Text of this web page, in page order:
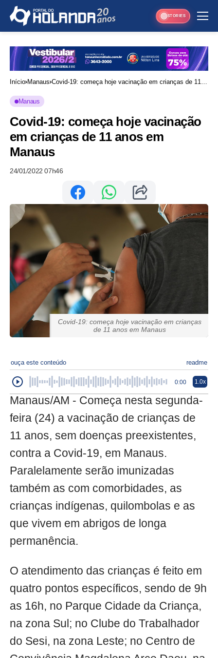
STORIES
Início Manaus Covid-19: começa hoje vacinação em crianças de 11
Manaus
Covid-19: começa hoje vacinação
em crianças de 11 anos em
Manaus
24/01/2022 07h46
Covid-19: começa hoje vacinação em crianças
de 11 anos em Manaus
ouça este conteúdo readme
0:00 1.0x
Manaus/AM - Começa nesta segunda-
feira (24) a vacinação de crianças de
11 anos, sem doenças preexistentes,
contra a Covid-19, em Manaus.
Paralelamente serão imunizadas
também as com comorbidades, as
crianças indígenas, quilombolas e as
que vivem em abrigos de longa
permanência.
O atendimento das crianças é feito em
quatro pontos específicos, sendo de 9h
as 16h, no Parque Cidade da Criança,
na zona Sul; no Clube do Trabalhador
do Sesi, na zona Leste; no Centro de